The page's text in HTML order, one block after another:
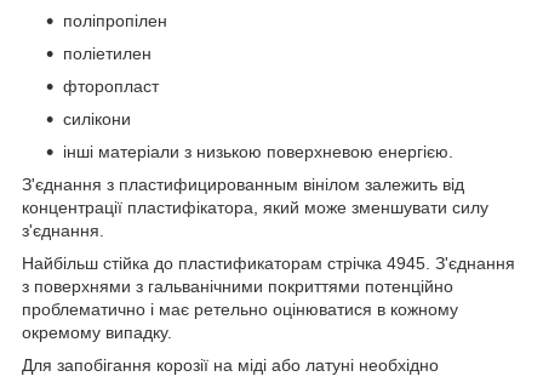
поліпропілен
поліетилен
фторопласт
силікони
інші матеріали з низькою поверхневою енергією.
З'єднання з пластифицированным вінілом залежить від
концентрації пластифікатора, який може зменшувати силу
з'єднання.
Найбільш стійка до пластификаторам стрічка 4945. З'єднання
з поверхнями з гальванічними покриттями потенційно
проблематично і має ретельно оцінюватися в кожному
окремому випадку.
Для запобігання корозії на міді або латуні необхідно